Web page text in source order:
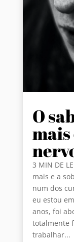
O
mais
3 MIN DE
mais e a
num dos
eu estou
anos, foi
totalmente
trabalhar...